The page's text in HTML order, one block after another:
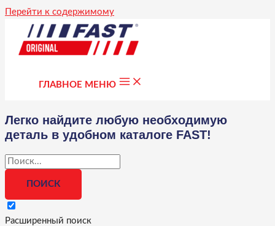
Перейти к содержимому
ГЛАВНОЕ МЕНЮ
Легко найдите любую необходимую
деталь в удобном каталоге FAST!
Расширенный поиск